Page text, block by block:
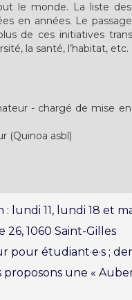
le monde. La liste
en années. Le
de ces initiatives
la santé, l’habitat, etc.
- chargé de mise
(Quinoa asbl)
lundi 11, lundi 18 et
26, 1060 Saint-Gilles
étudiant·e·s ;
une «